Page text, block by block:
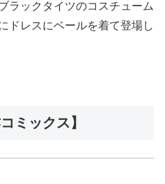
ラックタイツのコスチューム
ドレスにベールを着て登場し
ミックス】